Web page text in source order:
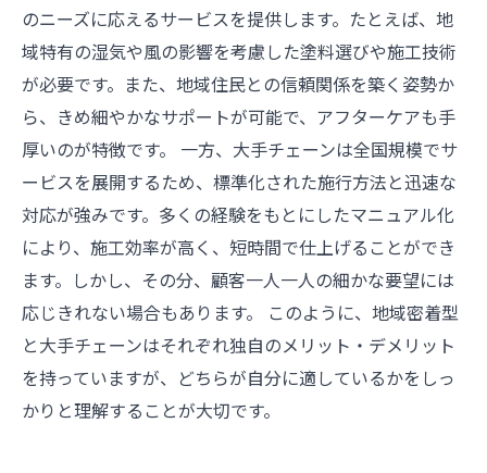
のニーズに応えるサービスを提供します。たとえば、地
域特有の湿気や風の影響を考慮した塗料選びや施工技術
が必要です。また、地域住民との信頼関係を築く姿勢か
ら、きめ細やかなサポートが可能で、アフターケアも手
厚いのが特徴です。 一方、大手チェーンは全国規模でサ
ービスを展開するため、標準化された施行方法と迅速な
対応が強みです。多くの経験をもとにしたマニュアル化
により、施工効率が高く、短時間で仕上げることができ
ます。しかし、その分、顧客一人一人の細かな要望には
応じきれない場合もあります。 このように、地域密着型
と大手チェーンはそれぞれ独自のメリット・デメリット
を持っていますが、どちらが自分に適しているかをしっ
かりと理解することが大切です。